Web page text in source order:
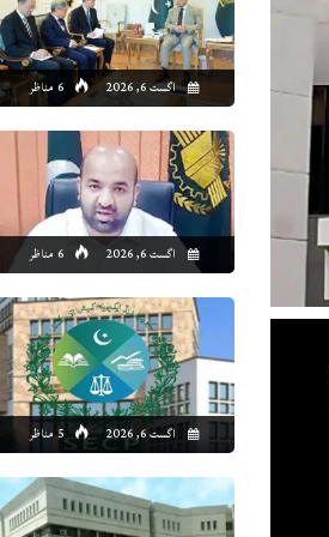
اگست 6, 2026 6 مناظر
اگست 6, 2026 6 مناظر
اگست 6, 2026 5 مناظر
02:00
36°C
03:00
36°C
04:00
35°C 34°C